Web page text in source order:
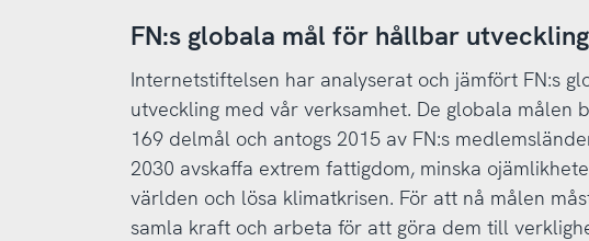
FN:s globala mål för hållbar utveckling
Internetstiftelsen har analyserat och jämfört FN:s
utveckling med vår verksamhet. De globala målen
169 delmål och antogs 2015 av FN:s
2030 avskaffa extrem fattigdom, minska
världen och lösa klimatkrisen. För att nå målen
samla kraft och arbeta för att göra dem till